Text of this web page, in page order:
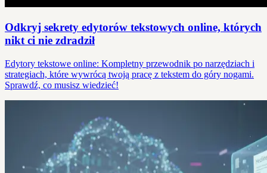
Odkryj sekrety edytorów tekstowych online, których
nikt ci nie zdradził
Edytory tekstowe online: Kompletny przewodnik po narzędziach i
strategiach, które wywrócą twoją pracę z tekstem do góry nogami.
Sprawdź, co musisz wiedzieć!